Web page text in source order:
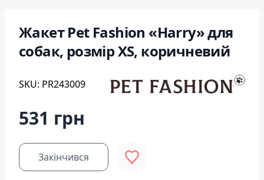
Жакет Pet Fashion «Harry» для
собак, розмір XS, коричневий
SKU: PR243009
531 грн
Закінчився